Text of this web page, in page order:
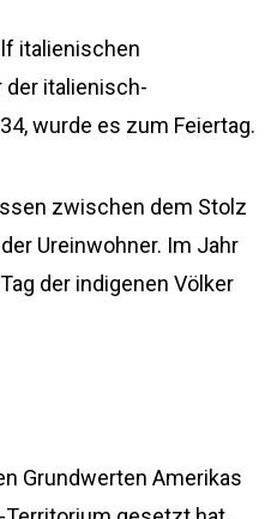
italienischen
der italienisch-
wurde es zum Feiertag.
zwischen dem Stolz
Ureinwohner. Im Jahr
der indigenen Völker
Grundwerten Amerikas